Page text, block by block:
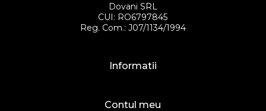
Dovani SRL
CUI: RO6797845
Reg. Com.: J07/1134/1994
Informatii
Contul meu